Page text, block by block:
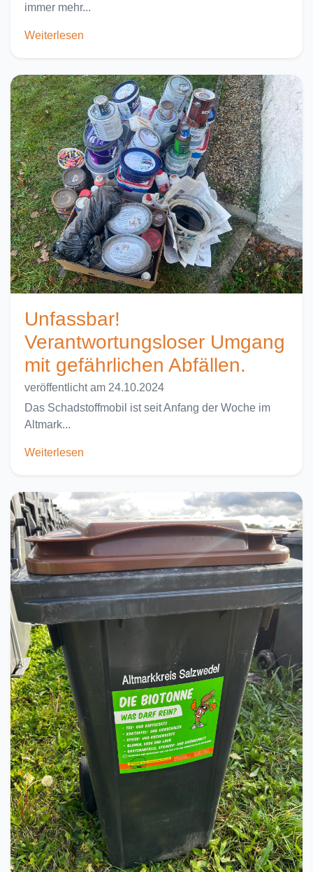
immer mehr...
Weiterlesen
Unfassbar!
Verantwortungsloser Umgang
mit gefährlichen Abfällen.
veröffentlicht am 24.10.2024
Das Schadstoffmobil ist seit Anfang der Woche im
Altmark...
Weiterlesen